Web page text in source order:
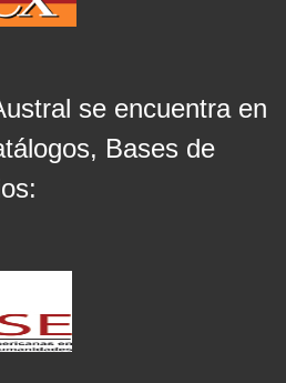
se encuentra en
Bases de